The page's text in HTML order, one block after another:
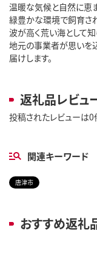
温暖な気候と自然に恵
緑豊かな環境で飼育さ
波が高く荒い海として
地元の事業者が思いを
届けします。
返礼品レビュ
投稿されたレビューは0
関連キーワード
唐津市
おすすめ返礼